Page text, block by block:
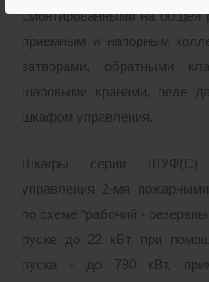
смонтированными на общей
приемным и напорным
затворами, обратными
шаровыми кранами, реле
шкафом управления.
Шкафы серии ШУФ(С)
управления 2-мя
по схеме “рабочий -
пуске до 22 кВт, при
пуска - до 780 кВт,